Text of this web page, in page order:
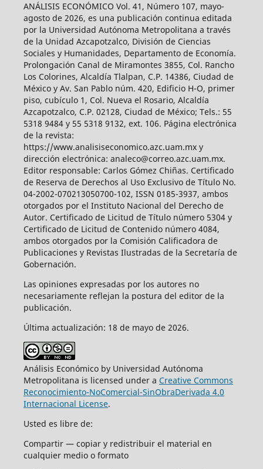
ANÁLISIS ECONÓMICO Vol. 41, Número 107, mayo-
agosto de 2026, es una publicación continua editada
por la Universidad Autónoma Metropolitana a través
de la Unidad Azcapotzalco, División de Ciencias
Sociales y Humanidades, Departamento de Economía.
Prolongación Canal de Miramontes 3855, Col. Rancho
Los Colorines, Alcaldía Tlalpan, C.P. 14386, Ciudad de
México y Av. San Pablo núm. 420, Edificio H-O, primer
piso, cubículo 1, Col. Nueva el Rosario, Alcaldía
Azcapotzalco, C.P. 02128, Ciudad de México; Tels.: 55
5318 9484 y 55 5318 9132, ext. 106. Página electrónica
de la revista:
https://www.analisiseconomico.azc.uam.mx y
dirección electrónica: analeco@correo.azc.uam.mx.
Editor responsable: Carlos Gómez Chiñas. Certificado
de Reserva de Derechos al Uso Exclusivo de Título No.
04-2002-070213050700-102, ISSN 0185-3937, ambos
otorgados por el Instituto Nacional del Derecho de
Autor. Certificado de Licitud de Título número 5304 y
Certificado de Licitud de Contenido número 4084,
ambos otorgados por la Comisión Calificadora de
Publicaciones y Revistas Ilustradas de la Secretaría de
Gobernación.
Las opiniones expresadas por los autores no
necesariamente reflejan la postura del editor de la
publicación.
Última actualización: 18 de mayo de 2026.
Análisis Económico by Universidad Autónoma
Metropolitana is licensed under a Creative Commons
Reconocimiento-NoComercial-SinObraDerivada 4.0
Internacional License.
Usted es libre de:
Compartir — copiar y redistribuir el material en
cualquier medio o formato